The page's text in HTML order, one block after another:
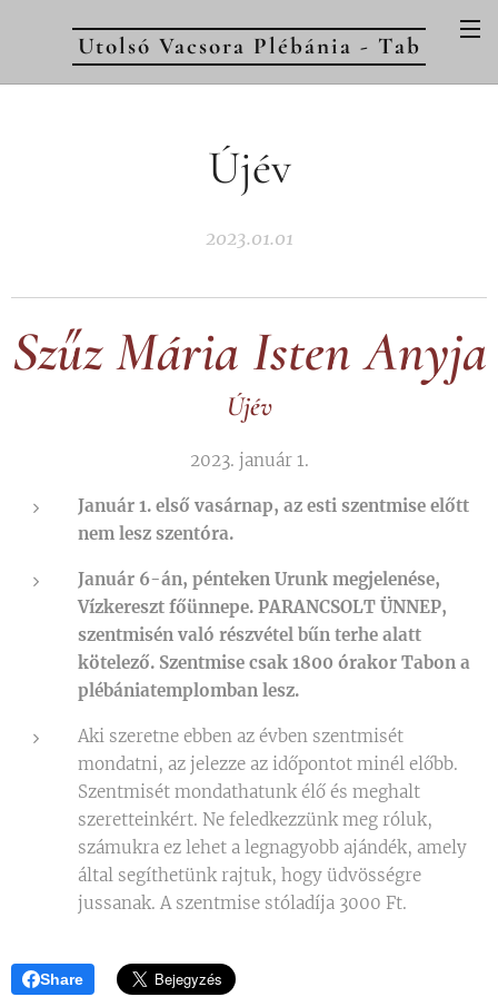
Utolsó Vacsora Plébánia - Tab
Újév
2023.01.01
Szűz Mária Isten Anyja
Újév
2023. január 1.
Január 1. első vasárnap, az esti szentmise előtt
nem lesz szentóra.
Január 6-án, pénteken Urunk megjelenése,
Vízkereszt főünnepe. PARANCSOLT ÜNNEP,
szentmisén való részvétel bűn terhe alatt
kötelező. Szentmise csak 1800 órakor Tabon a
plébániatemplomban lesz.
Aki szeretne ebben az évben szentmisét
mondatni, az jelezze az időpontot minél előbb.
Szentmisét mondathatunk élő és meghalt
szeretteinkért. Ne feledkezzünk meg róluk,
számukra ez lehet a legnagyobb ajándék, amely
által segíthetünk rajtuk, hogy üdvösségre
jussanak. A szentmise stóladíja 3000 Ft.
Share